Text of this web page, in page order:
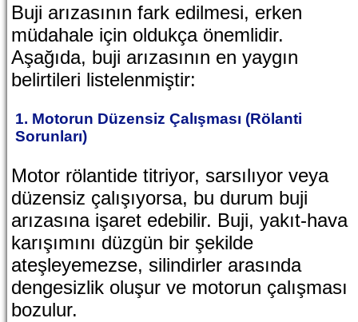
Buji arızasının fark edilmesi, erken
müdahale için oldukça önemlidir.
Aşağıda, buji arızasının en yaygın
belirtileri listelenmiştir:
1. Motorun Düzensiz Çalışması (Rölanti
Sorunları)
Motor rölantide titriyor, sarsılıyor veya
düzensiz çalışıyorsa, bu durum buji
arızasına işaret edebilir. Buji, yakıt-hava
karışımını düzgün bir şekilde
ateşleyemezse, silindirler arasında
dengesizlik oluşur ve motorun çalışması
bozulur.